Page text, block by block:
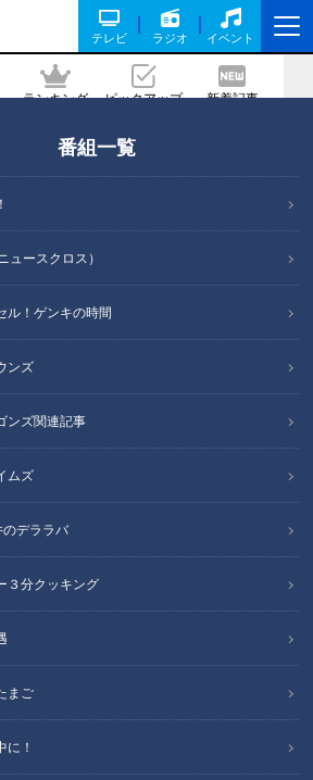
テレビ ラジオ イベント
ランキング ピックアップ 新着記事
番組一覧
ュースクロス）
ル！ゲンキの時間
ンズ
ンズ関連記事
ムズ
デララバ
３分クッキング
まご
に！
そのまま順位を直撃！
記事に戻る
品トップ：米」（写真ACより）
）